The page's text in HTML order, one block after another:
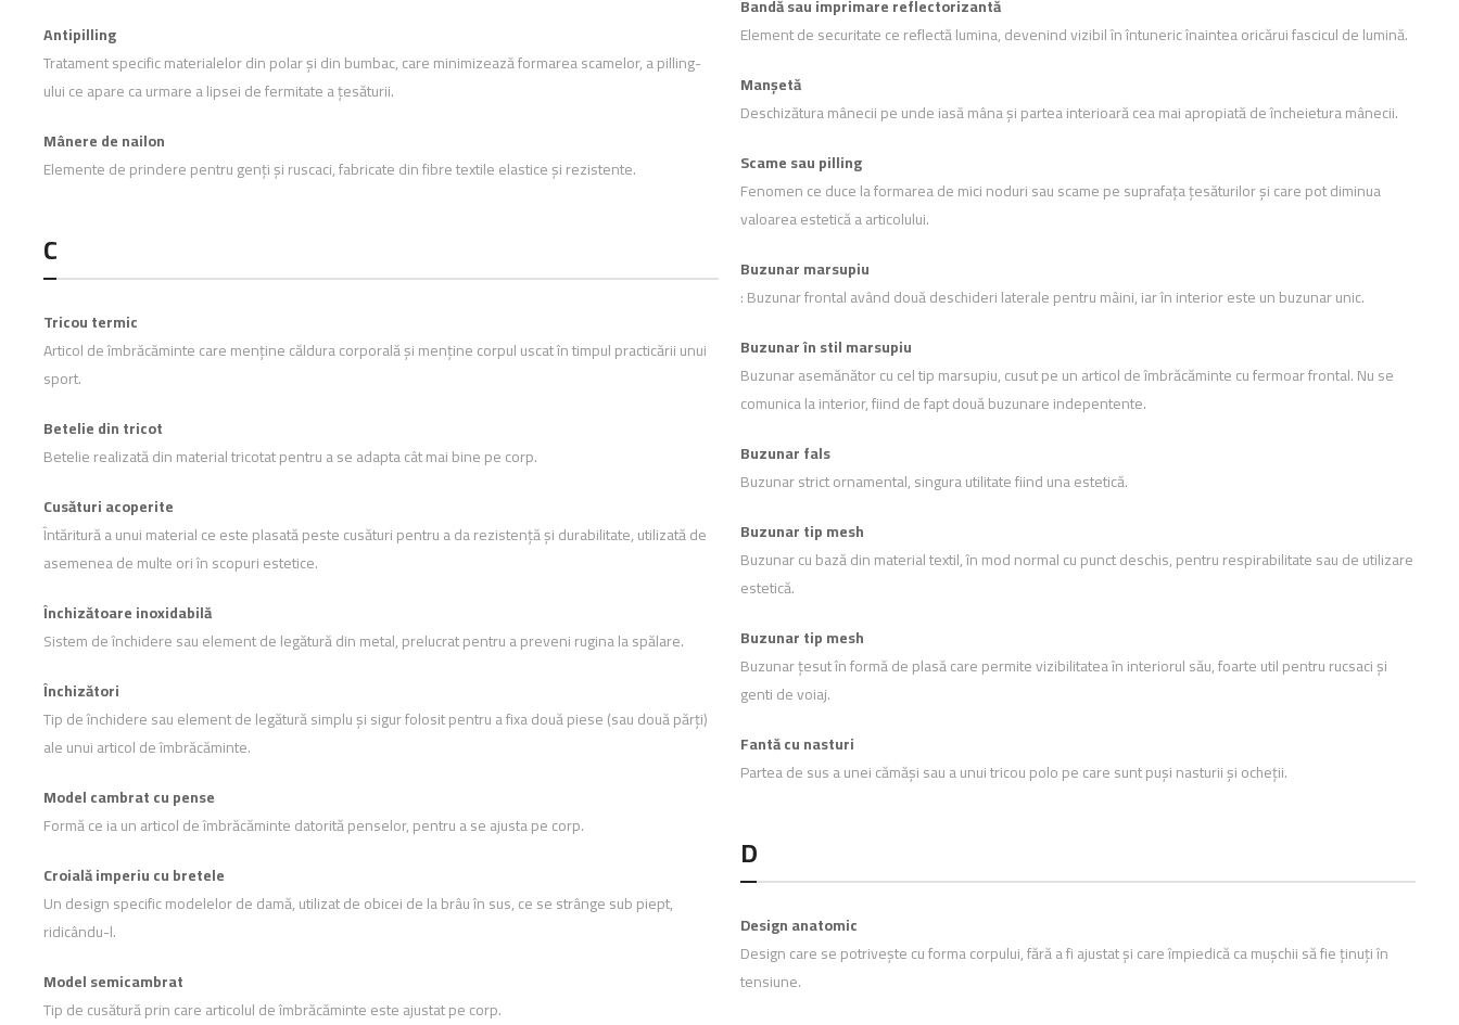
Antipilling
Tratament specific materialelor din polar și din bumbac, care minimizează formarea scamelor, a pilling-
ului ce apare ca urmare a lipsei de fermitate a țesăturii.
Mânere de nailon
Elemente de prindere pentru genți și ruscaci, fabricate din fibre textile elastice și rezistente.
C
Tricou termic
Articol de îmbrăcăminte care menține căldura corporală și menține corpul uscat în timpul practicării unui
sport.
Betelie din tricot
Betelie realizată din material tricotat pentru a se adapta cât mai bine pe corp.
Cusături acoperite
Întăritură a unui material ce este plasată peste cusături pentru a da rezistență și durabilitate, utilizată de
asemenea de multe ori în scopuri estetice.
Închizătoare inoxidabilă
Sistem de închidere sau element de legătură din metal, prelucrat pentru a preveni rugina la spălare.
Închizători
Tip de închidere sau element de legătură simplu și sigur folosit pentru a fixa două piese (sau două părți)
ale unui articol de îmbrăcăminte.
Model cambrat cu pense
Formă ce ia un articol de îmbrăcăminte datorită penselor, pentru a se ajusta pe corp.
Croială imperiu cu bretele
Un design specific modelelor de damă, utilizat de obicei de la brâu în sus, ce se strânge sub piept,
ridicându-l.
Model semicambrat
Tip de cusătură prin care articolul de îmbrăcăminte este ajustat pe corp.
Bandă sau imprimare reflectorizantă
Element de securitate ce reflectă lumina, devenind vizibil în întuneric înaintea oricărui fascicul de lumină.
Manșetă
Deschizătura mânecii pe unde iasă mâna și partea interioară cea mai apropiată de încheietura mânecii.
Scame sau pilling
Fenomen ce duce la formarea de mici noduri sau scame pe suprafața țesăturilor și care pot diminua
valoarea estetică a articolului.
Buzunar marsupiu
: Buzunar frontal având două deschideri laterale pentru mâini, iar în interior este un buzunar unic.
Buzunar în stil marsupiu
Buzunar asemănător cu cel tip marsupiu, cusut pe un articol de îmbrăcăminte cu fermoar frontal. Nu se
comunica la interior, fiind de fapt două buzunare indepentente.
Buzunar fals
Buzunar strict ornamental, singura utilitate fiind una estetică.
Buzunar tip mesh
Buzunar cu bază din material textil, în mod normal cu punct deschis, pentru respirabilitate sau de utilizare
estetică.
Buzunar tip mesh
Buzunar țesut în formă de plasă care permite vizibilitatea în interiorul său, foarte util pentru rucsaci și
genti de voiaj.
Fantă cu nasturi
Partea de sus a unei cămăși sau a unui tricou polo pe care sunt puși nasturii și ocheții.
D
Design anatomic
Design care se potrivește cu forma corpului, fără a fi ajustat și care împiedică ca mușchii să fie ținuți în
tensiune.